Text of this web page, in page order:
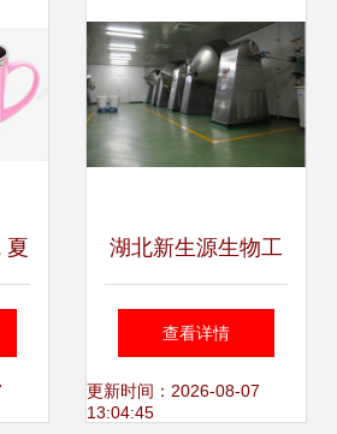
湖北新生源生物工
程有限公司向多领
域延伸 日用百货业
查看详情
更新时间：2026-08-07
13:04:45